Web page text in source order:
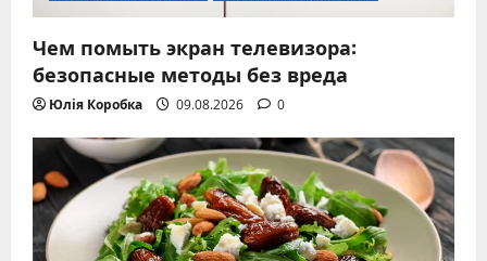
Чем помыть экран телевизора:
безопасные методы без вреда
Юлія Коробка 09.08.2026 0